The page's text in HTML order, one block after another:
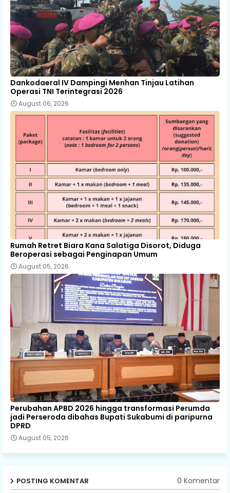
Dankodaeral IV Dampingi Menhan Tinjau Latihan
Operasi TNI Terintegrasi 2026
August 06, 2026
Rumah Retret Biara Kana Salatiga Disorot, Diduga
Beroperasi sebagai Penginapan Umum
August 05, 2026
Perubahan APBD 2026 hingga transformasi Perumda
jadi Perseroda dibahas Bupati Sukabumi di paripurna
DPRD
August 05, 2026
POSTING KOMENTAR 0 Komentar